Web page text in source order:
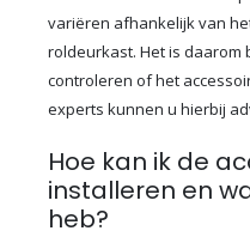
variëren afhankelijk van
roldeurkast. Het is daarom
controleren of het
experts kunnen u hierbij
Hoe kan ik de
installeren en
heb?